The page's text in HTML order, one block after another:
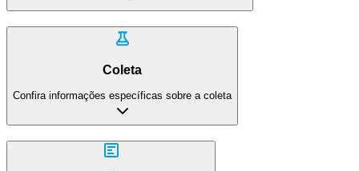
Coleta
Confira informações específicas sobre a coleta